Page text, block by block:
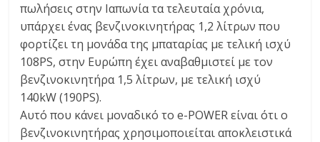
πωλήσεις στην Ιαπωνία τα τελευταία χρόνια,
υπάρχει ένας βενζινοκινητήρας 1,2 λίτρων που
φορτίζει τη μονάδα της μπαταρίας με τελική ισχύ
108PS, στην Ευρώπη έχει αναβαθμιστεί με τον
βενζινοκινητήρα 1,5 λίτρων, με τελική ισχύ
140kW (190PS).
Αυτό που κάνει μοναδικό το e-POWER είναι ότι ο
βενζινοκινητήρας χρησιμοποιείται αποκλειστικά